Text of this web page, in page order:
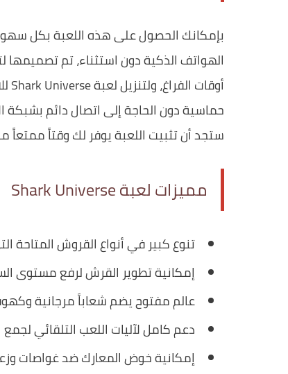
بإمكانك الحصول على هذه اللعبة بكل
الهواتف الذكية دون استثناء، تم تصميمها
أوقات الفراغ، ولتنزيل لعبة Shark Universe للاندرويد من
حماسية دون الحاجة إلى اتصال دائم بشبكة
ستجد أن تثبيت اللعبة يوفر لك وقتاً ممتعاً
مميزات لعبة Shark Universe
تنوع كبير في أنواع القروش المتاحة
إمكانية تطوير القرش لرفع مستوى
عالم مفتوح يضم شعاباً مرجانية
دعم كامل لآليات اللعب التلقائي
إمكانية خوض المعارك ضد غواصات